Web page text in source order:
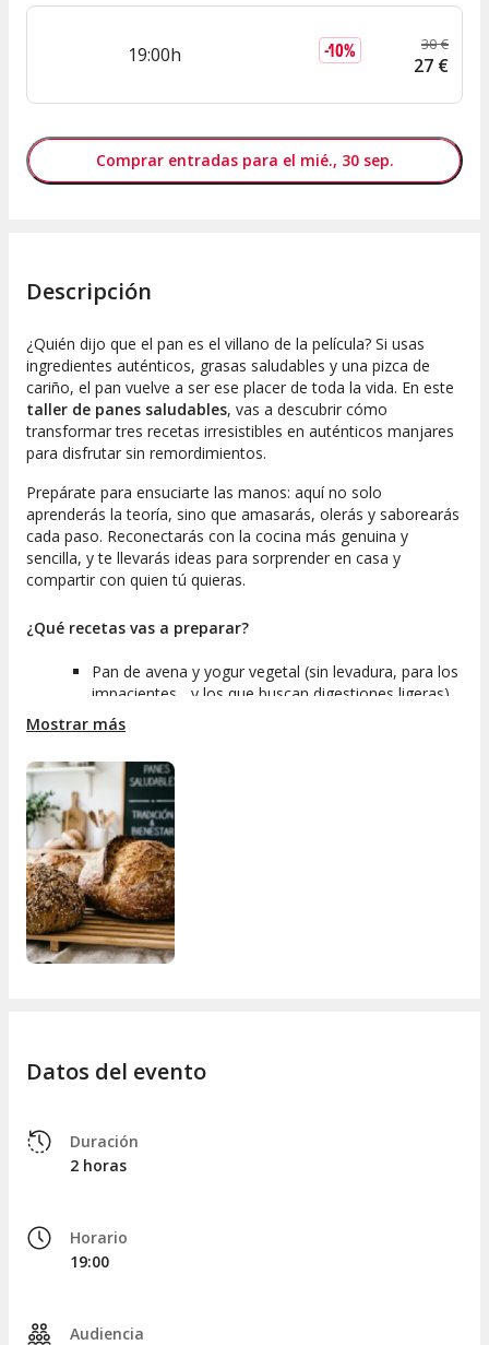
19:00h -10% 30 €
27 €
Comprar entradas para el mié., 30 sep.
Descripción
¿Quién dijo que el pan es el villano de la película? Si usas
ingredientes auténticos, grasas saludables y una pizca de
cariño, el pan vuelve a ser ese placer de toda la vida. En este
taller de panes saludables, vas a descubrir cómo
transformar tres recetas irresistibles en auténticos manjares
para disfrutar sin remordimientos.
Prepárate para ensuciarte las manos: aquí no solo
aprenderás la teoría, sino que amasarás, olerás y saborearás
cada paso. Reconectarás con la cocina más genuina y
sencilla, y te llevarás ideas para sorprender en casa y
compartir con quien tú quieras.
¿Qué recetas vas a preparar?
Pan de avena y yogur vegetal (sin levadura, para los
impacientes... y los que buscan digestiones ligeras)
Focaccia integral con hierbas y un buen chorro de
Panecillos dulces de dátiles y nueces, perfectos para
un desayuno especial o una merienda diferente
No necesitas ser un chef experto: solo ganas de aprender y
pasarlo bien. Apúntate al
redescubre el gusto de lo sencillo, con ingredientes de verdad
y mucho sabor. ¿Te animas a ponerte el delantal?
Mostrar más
Datos del evento
Duración
2 horas
Horario
19:00
Audiencia